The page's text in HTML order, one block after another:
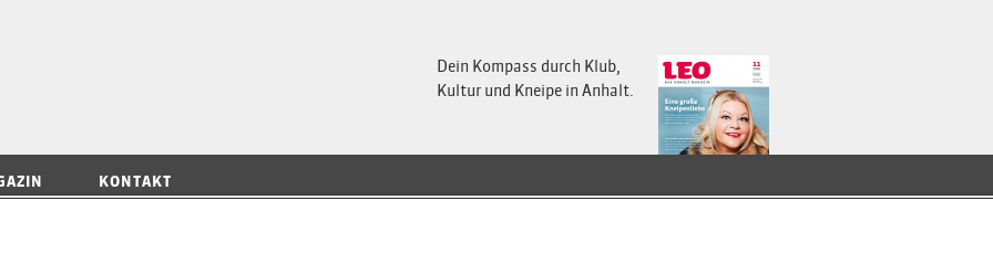
Dein Kompass durch Klub,
Kultur und Kneipe in Anhalt.
KONTAKT